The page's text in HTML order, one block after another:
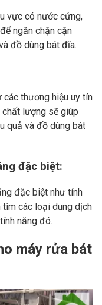
vực có nước cứng,
ngăn chặn cặn
đồ dùng bát đĩa.
các thương hiệu uy tín
lượng sẽ giúp
quả và đồ dùng bát
đặc biệt:
đặc biệt như tính
tìm các loại dung dịch
năng đó.
máy rửa bát